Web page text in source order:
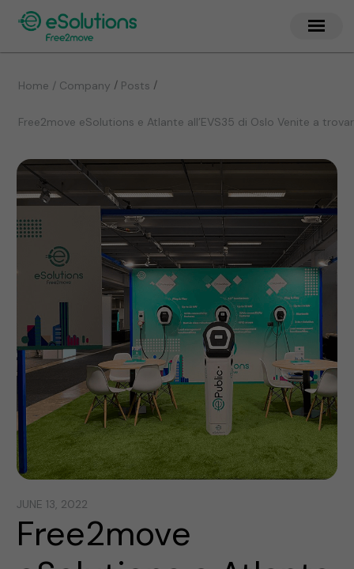
Home / Company / Posts /
Free2move eSolutions e Atlante all’EVS35 di Oslo Venite a
JUNE 13, 2022
Free2move